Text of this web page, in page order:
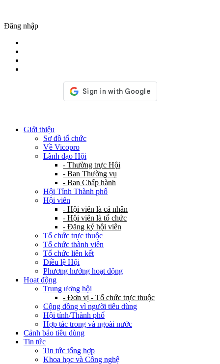
Đăng nhập
Giới thiệu
Sơ đồ tổ chức
Về Vicopro
Lãnh đạo Hội
- Thường trực Hội
- Ban Thường vụ
- Ban Chấp hành
Hội Tỉnh Thành phố
Hội viên
- Hội viên là cá nhân
- Hội viên là tổ chức
- Đăng ký hội viên
Tổ chức trực thuộc
Tổ chức thành viên
Tổ chức liên kết
Điều lệ Hội
Phương hướng hoạt động
Hoạt động
Trung ương hội
- Đơn vị - Tổ chức trực thuộc
Cộng đồng vì người tiêu dùng
Hội tỉnh/Thành phố
Hợp tác trong và ngoài nước
Cảnh báo tiêu dùng
Tin tức
Tin tức tổng hợp
Khoa học và Công nghệ